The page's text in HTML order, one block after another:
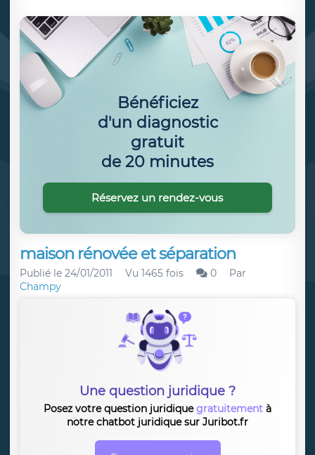
maison rénovée et séparation
Publié le 24/01/2011 Vu 1465 fois 0
Par
Champy
Une question juridique ?
Posez votre question juridiquegratuitement à
notre chatbot juridique sur Juribot.fr
Bénéficiez
d'un diagnostic
gratuit
de 20 minutes
Réservez un rendez-vous